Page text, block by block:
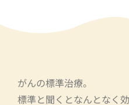
がんの標準治療。
標準と聞くとなんとなく